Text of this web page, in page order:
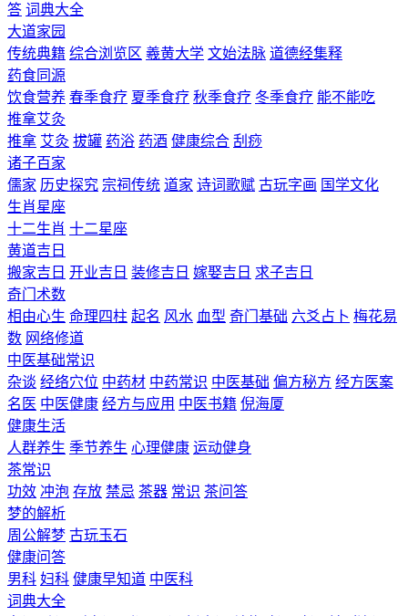
答 词典大全
大道家园
传统典籍 综合浏览区 羲黄大学 文始法脉 道德经集释
药食同源
饮食营养 春季食疗 夏季食疗 秋季食疗 冬季食疗 能不能吃
推拿艾灸
推拿 艾灸 拔罐 药浴 药酒 健康综合 刮痧
诸子百家
儒家 历史探究 宗祠传统 道家 诗词歌赋 古玩字画 国学文化
生肖星座
十二生肖 十二星座
黄道吉日
搬家吉日 开业吉日 装修吉日 嫁娶吉日 求子吉日
奇门术数
相由心生 命理四柱 起名 风水 血型 奇门基础 六爻占卜 梅花易
数 网络修道
中医基础常识
杂谈 经络穴位 中药材 中药常识 中医基础 偏方秘方 经方医案
名医 中医健康 经方与应用 中医书籍 倪海厦
健康生活
人群养生 季节养生 心理健康 运动健身
茶常识
功效 冲泡 存放 禁忌 茶器 常识 茶问答
梦的解析
周公解梦 古玩玉石
健康问答
男科 妇科 健康早知道 中医科
词典大全